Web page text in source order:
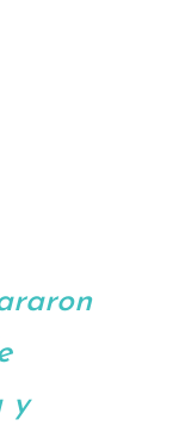
y